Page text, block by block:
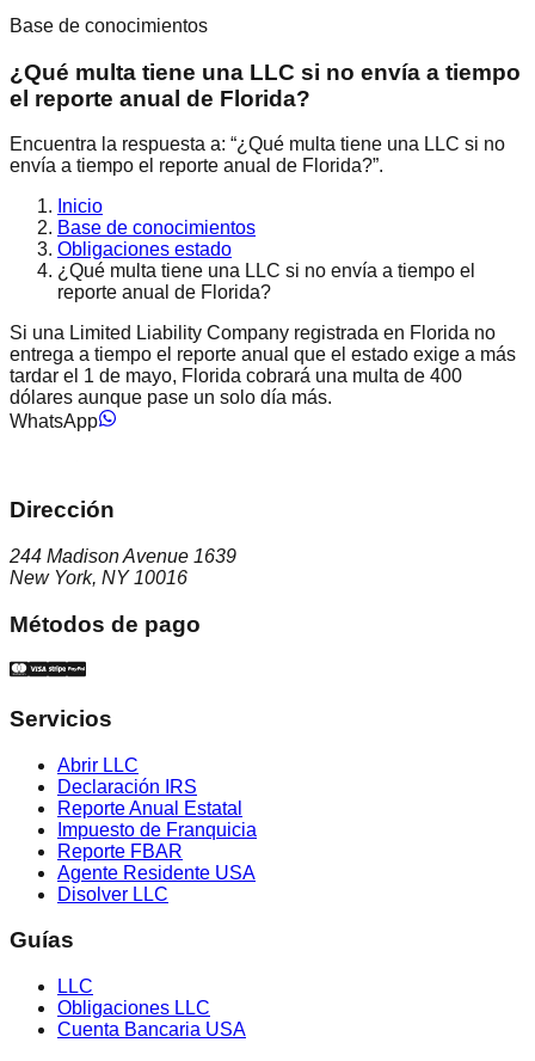
Base de conocimientos
¿Qué multa tiene una LLC si no envía a tiempo
el reporte anual de Florida?
Encuentra la respuesta a: “¿Qué multa tiene una LLC si no
envía a tiempo el reporte anual de Florida?”.
Inicio
Base de conocimientos
Obligaciones estado
¿Qué multa tiene una LLC si no envía a tiempo el
reporte anual de Florida?
Si una Limited Liability Company registrada en Florida no
entrega a tiempo el reporte anual que el estado exige a más
tardar el 1 de mayo, Florida cobrará una multa de 400
dólares aunque pase un solo día más.
WhatsApp
Dirección
244 Madison Avenue 1639
New York, NY 10016
Métodos de pago
Servicios
Abrir LLC
Declaración IRS
Reporte Anual Estatal
Impuesto de Franquicia
Reporte FBAR
Agente Residente USA
Disolver LLC
Guías
LLC
Obligaciones LLC
Cuenta Bancaria USA